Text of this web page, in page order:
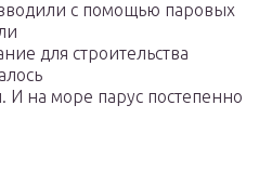
с помощью паровых
для строительства
И на море парус постепенно